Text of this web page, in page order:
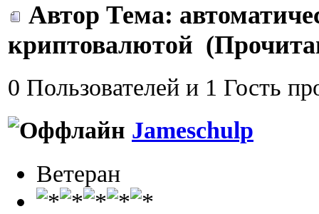
Автор Тема:
криптовалютой
0 Пользователей и 1 Гость
Jameschulp
Ветеран